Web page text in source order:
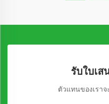
รับใบเส
ตัวแทนของเรา